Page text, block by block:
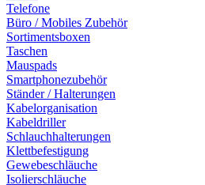
Telefone
Büro / Mobiles Zubehör
Sortimentsboxen
Taschen
Mauspads
Smartphonezubehör
Ständer / Halterungen
Kabelorganisation
Kabeldriller
Schlauchhalterungen
Klettbefestigung
Gewebeschläuche
Isolierschläuche